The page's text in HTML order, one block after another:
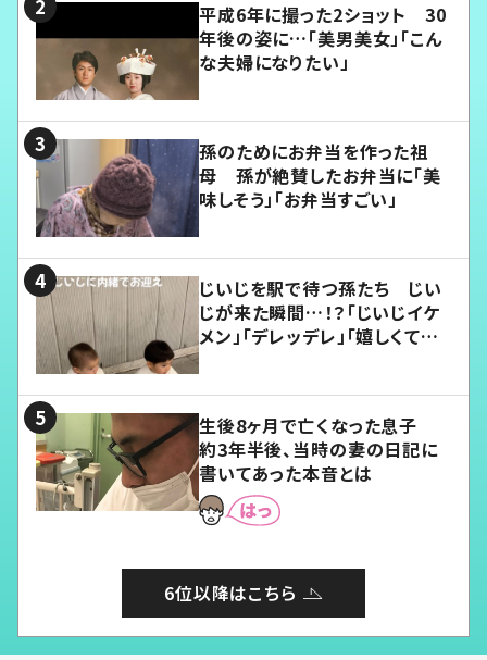
平成6年に撮った2ショット 30
年後の姿に…「美男美女」「こん
な夫婦になりたい」
孫のためにお弁当を作った祖
母 孫が絶賛したお弁当に「美
味しそう」「お弁当すごい」
じいじを駅で待つ孫たち じい
じが来た瞬間…！？「じいじイケ
メン」「デレッデレ」「嬉しくて可
生後8ヶ月で亡くなった息子
約3年半後、当時の妻の日記に
書いてあった本音とは
6位以降はこちら